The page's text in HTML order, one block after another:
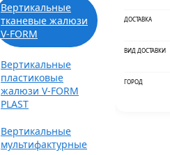
Вертикальные
тканевые жалюзи
V-FORM
Вертикальные
пластиковые
жалюзи V-FORM
PLAST
Вертикальные
мультифактурные
ДОСТАВКА
ВИД ДОСТАВКИ
ГОРОД